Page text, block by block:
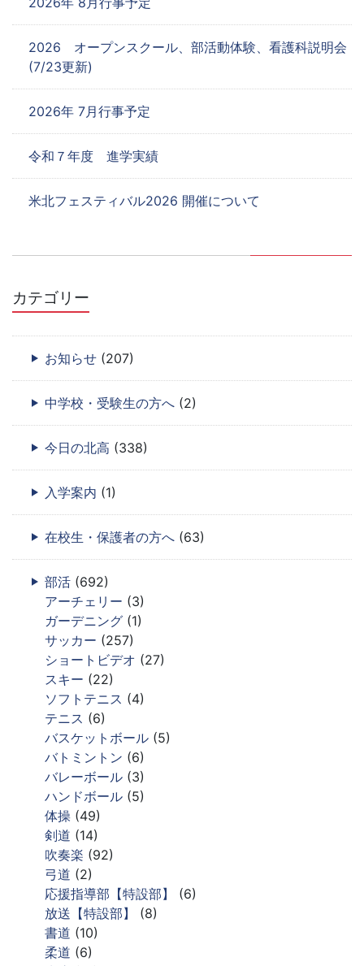
2026 オープンスクール、部活動体験、看護科説明会
(7/23更新)
2026年 7月行事予定
令和７年度 進学実績
米北フェスティバル2026 開催について
カテゴリー
お知らせ (207)
中学校・受験生の方へ (2)
今日の北高 (338)
入学案内 (1)
在校生・保護者の方へ (63)
部活 (692)
アーチェリー (3)
ガーデニング (1)
サッカー (257)
ショートビデオ (27)
スキー (22)
ソフトテニス (4)
テニス (6)
バスケットボール (5)
バトミントン (6)
バレーボール (3)
ハンドボール (5)
体操 (49)
剣道 (14)
吹奏楽 (92)
弓道 (2)
応援指導部【特設部】
(6)
放送【特設部】
(8)
書道 (10)
柔道 (6)